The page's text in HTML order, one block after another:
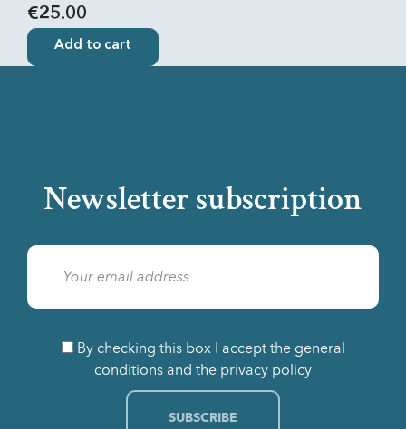
€25.00
Add to cart
Newsletter subscription
By checking this box I accept the general
conditions and the privacy policy